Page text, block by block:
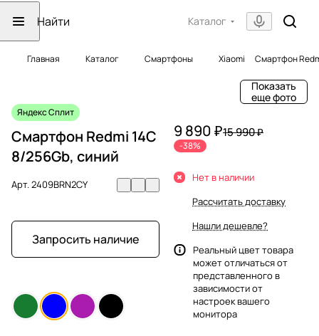
Каталог
Главная Каталог Смартфоны Xiaomi Смартфон
Показать
еще фото
Яндекс Сплит
Смартфон Redmi 14C
8/256Gb, синий
Арт.2409BRN2CY
Запросить наличие
9 890 ₽15 990 ₽
-38%
Нет в наличии
Рассчитать доставку
Нашли дешевле?
Реальный цвет товара
может отличаться от
представленного в
зависимости от
настроек вашего
монитора